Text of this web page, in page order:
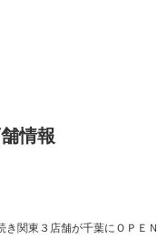
情報
関東３店舗が千葉にＯＰＥＮ